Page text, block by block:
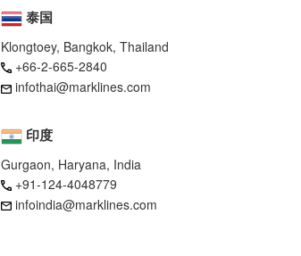
泰国
Klongtoey, Bangkok, Thailand
+66-2-665-2840
infothai@marklines.com
印度
Gurgaon, Haryana, India
+91-124-4048779
infoindia@marklines.com